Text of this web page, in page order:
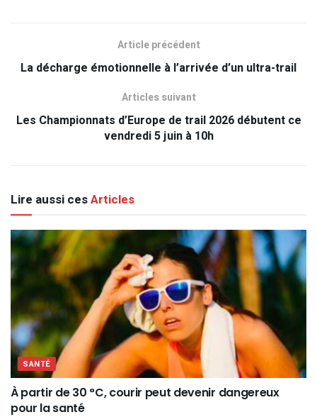
Article précédent
La décharge émotionnelle à l’arrivée d’un ultra-trail
Articles suivant
Les Championnats d’Europe de trail 2026 débutent ce
vendredi 5 juin à 10h
Lire aussi cesArticles
SANTÉ
À partir de 30 °C, courir peut devenir dangereux
pour la santé